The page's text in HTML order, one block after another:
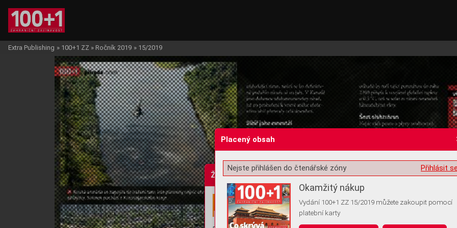
Žádost o souhlas s ukládáním volitelných informací
Extra Publishing » 100+1 ZZ » Ročník 2019 » 15/2019
Placený obsah
Přihlásit
Nejste přihlášen do čtenářské zóny
Okamžitý nákup
Vydání 100+1 ZZ 15/2019 můžete zakoupit pomocí
platební karty